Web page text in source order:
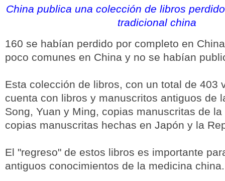
China publica una colección de libros
tradicional china
160 se habían perdido por completo en
poco comunes en China y no se habían
Esta colección de libros, con un total de 403
cuenta con libros y manuscritos antiguos de
Song, Yuan y Ming, copias manuscritas de
copias manuscritas hechas en Japón y la
El "regreso" de estos libros es importante
antiguos conocimientos de la medicina china.